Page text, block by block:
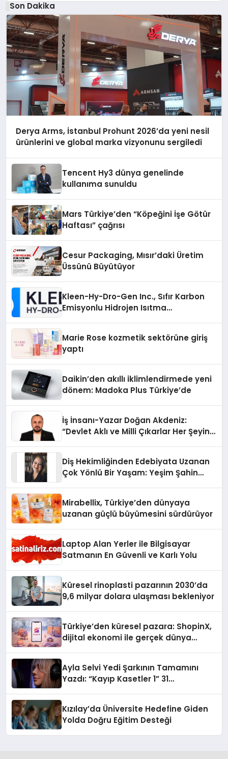
Son Dakika
Derya Arms, İstanbul Prohunt 2026’da yeni nesil
ürünlerini ve global marka vizyonunu sergiledi
Tencent Hy3 dünya genelinde
kullanıma sunuldu
Mars Türkiye’den “Köpeğini İşe Götür
Haftası” çağrısı
Cesur Packaging, Mısır’daki Üretim
Üssünü Büyütüyor
Kleen-Hy-Dro-Gen Inc., Sıfır Karbon
Emisyonlu Hidrojen Isıtma
Marie Rose kozmetik sektörüne giriş
yaptı
Daikin’den akıllı iklimlendirmede yeni
dönem: Madoka Plus Türkiye’de
İş İnsanı-Yazar Doğan Akdeniz:
“Devlet Aklı ve Milli Çıkarlar Her Şeyin
Diş Hekimliğinden Edebiyata Uzanan
Çok Yönlü Bir Yaşam: Yeşim Şahin
Mirabellix, Türkiye’den dünyaya
uzanan güçlü büyümesini sürdürüyor
Laptop Alan Yerler ile Bilgisayar
Satmanın En Güvenli ve Karlı Yolu
Küresel rinoplasti pazarının 2030’da
9,6 milyar dolara ulaşması bekleniyor
Türkiye’den küresel pazara: ShopinX,
dijital ekonomi ile gerçek dünya
Ayla Selvi Yedi Şarkının Tamamını
Yazdı: “Kayıp Kasetler 1” 31
Kızılay’da Üniversite Hedefine Giden
Yolda Doğru Eğitim Desteği